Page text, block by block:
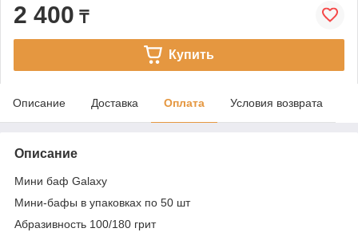
2 400 ₸
Купить
Описание Доставка Оплата Условия возврата
Описание
Мини баф Galaxy
Мини-бафы в упаковках по 50 шт
Абразивность 100/180 грит